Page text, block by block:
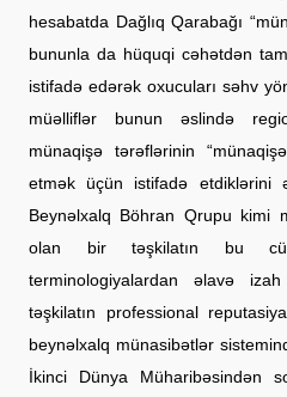
hesabatda Dağlıq Qarabağı
bununla da hüquqi cəhətdən
istifadə edərək oxucuları səhv
müəlliflər bunun əslində
münaqişə tərəflərinin
etmək üçün istifadə etdiklərini
Beynəlxalq Böhran Qrupu kimi
olan bir təşkilatın bu
terminologiyalardan əlavə
təşkilatın professional
beynəlxalq münasibətlər
İkinci Dünya Müharibəsindən